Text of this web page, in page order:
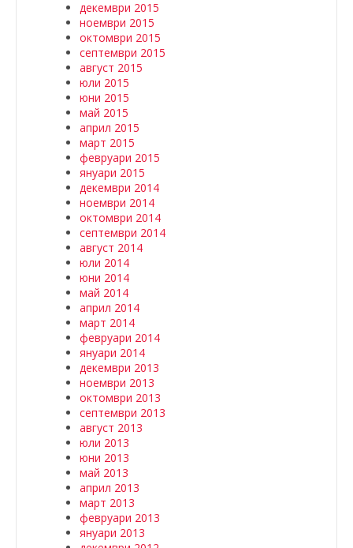
декември 2015
ноември 2015
октомври 2015
септември 2015
август 2015
юли 2015
юни 2015
май 2015
април 2015
март 2015
февруари 2015
януари 2015
декември 2014
ноември 2014
октомври 2014
септември 2014
август 2014
юли 2014
юни 2014
май 2014
април 2014
март 2014
февруари 2014
януари 2014
декември 2013
ноември 2013
октомври 2013
септември 2013
август 2013
юли 2013
юни 2013
май 2013
април 2013
март 2013
февруари 2013
януари 2013